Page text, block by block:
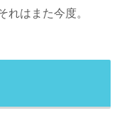
れはまた今度。